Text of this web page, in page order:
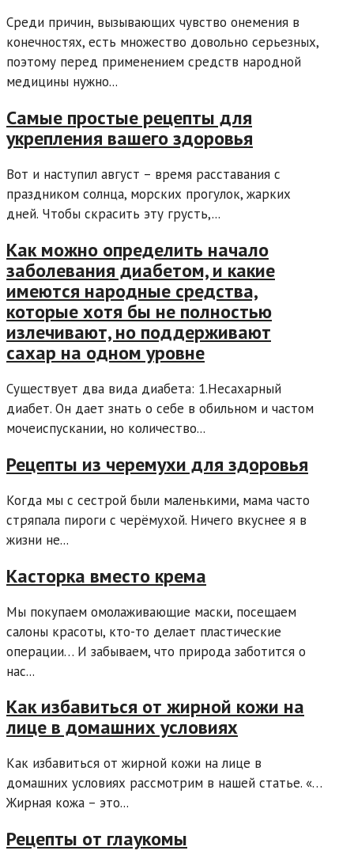
Среди причин, вызывающих чувство онемения в
конечностях, есть множество довольно серьезных,
поэтому перед применением средств народной
медицины нужно...
Самые простые рецепты для
укрепления вашего здоровья
Вот и наступил август – время расставания с
праздником солнца, морских прогулок, жарких
дней. Чтобы скрасить эту грусть,...
Как можно определить начало
заболевания диабетом, и какие
имеются народные средства,
которые хотя бы не полностью
излечивают, но поддерживают
сахар на одном уровне
Существует два вида диабета: 1.Несахарный
диабет. Он дает знать о себе в обильном и частом
мочеиспускании, но количество...
Рецепты из черемухи для здоровья
Когда мы с сестрой были маленькими, мама часто
стряпала пироги с черёмухой. Ничего вкуснее я в
жизни не...
Касторка вместо крема
Мы покупаем омолаживающие маски, посещаем
салоны красоты, кто-то делает пластические
операции… И забываем, что природа заботится о
нас...
Как избавиться от жирной кожи на
лице в домашних условиях
Как избавиться от жирной кожи на лице в
домашних условиях рассмотрим в нашей статье. «…
Жирная кожа – это...
Рецепты от глаукомы